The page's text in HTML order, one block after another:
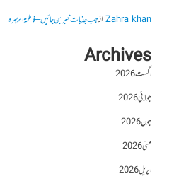
Zahra khanازجب جذبات خبر بن جائیں – فاطمۃالزہرہ
Archives
اگست 2026
جولائی 2026
جون 2026
مئی 2026
اپریل 2026